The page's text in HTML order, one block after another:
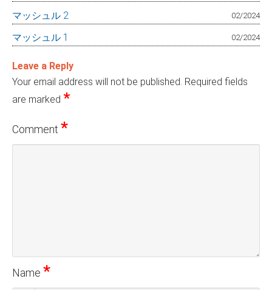
マッシュル 2 02/2024
マッシュル 1 02/2024
Leave a Reply
Your email address will not be published. Required fields
are marked *
Comment *
Name *